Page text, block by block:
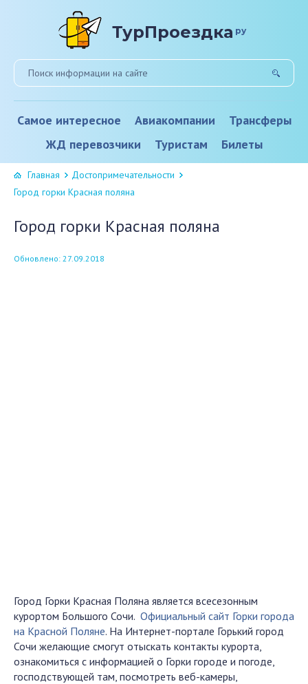
ТурПроездка ру
Самое интересное Авиакомпании
Трансферы
ЖД перевозчики
Туристам Билеты
Главная
Достопримечательности
Город горки Красная поляна
Город горки Красная поляна
Обновлено: 27.09.2018
Город Горки Красная Поляна является всесезонным
курортом Большого Сочи. Официальный сайт Горки города
на Красной Поляне. На Интернет-портале Горький город
Сочи желающие смогут отыскать контакты курорта,
ознакомиться с информацией о Горки городе и погоде,
господствующей там, посмотреть веб-камеры,